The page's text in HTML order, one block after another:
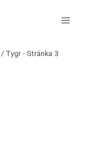
/ Tygr- Stránka 3